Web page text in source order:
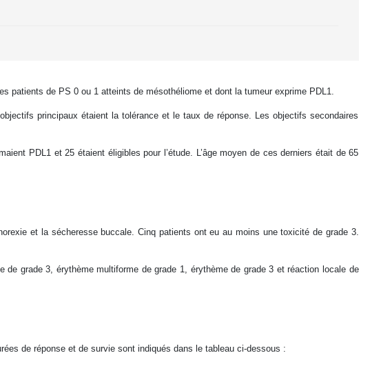
patients de PS 0 ou 1 atteints de mésothéliome et dont la tumeur exprime PDL1.
principaux étaient la tolérance et le taux de réponse. Les objectifs secondaires
PDL1 et 25 étaient éligibles pour l’étude. L’âge moyen de ces derniers était de 65
et la sécheresse buccale. Cinq patients ont eu au moins une toxicité de grade 3.
grade 3, érythème multiforme de grade 1, érythème de grade 3 et réaction locale de
de réponse et de survie sont indiqués dans le tableau ci-dessous :